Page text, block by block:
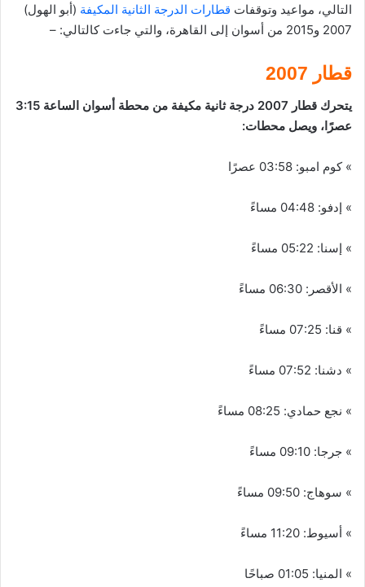
التالي، مواعيد وتوقفات قطارات الدرجة الثانية المكيفة (أبو الهول)
2007 و2015 من أسوان إلى القاهرة، والتي جاءت كالتالي: –
قطار 2007
يتحرك قطار 2007 درجة ثانية مكيفة من محطة أسوان الساعة 3:15
عصرًا، ويصل محطات:
» كوم امبو: 03:58 عصرًا
» إدفو: 04:48 مساءً
» إسنا: 05:22 مساءً
» الأقصر: 06:30 مساءً
» قنا: 07:25 مساءً
» دشنا: 07:52 مساءً
» نجع حمادي: 08:25 مساءً
» جرجا: 09:10 مساءً
» سوهاج: 09:50 مساءً
» أسيوط: 11:20 مساءً
» المنيا: 01:05 صباحًا